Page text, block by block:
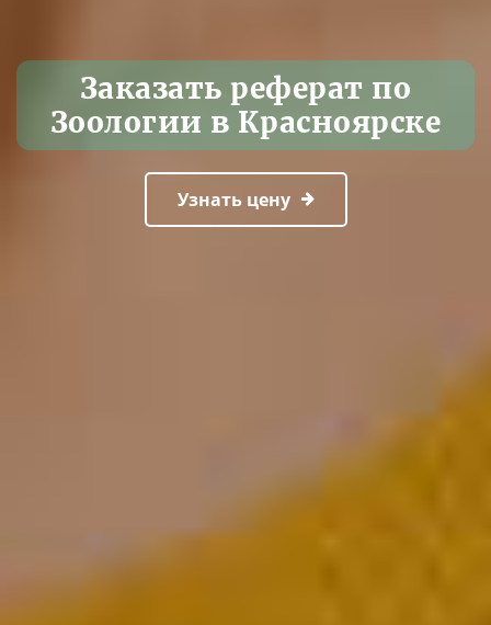
Заказать реферат по
Зоологии в Красноярске
Узнать цену